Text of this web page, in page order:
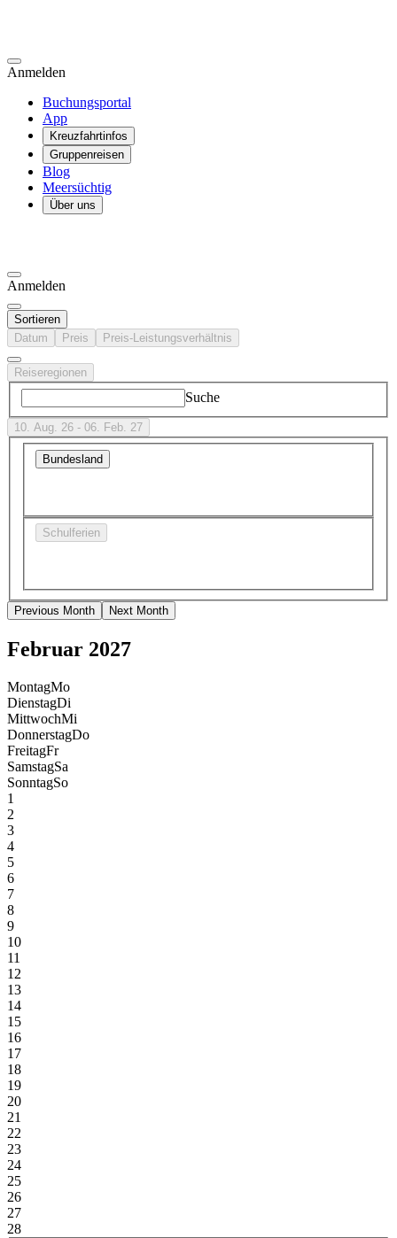
Anmelden
Buchungsportal
App
Kreuzfahrtinfos
Gruppenreisen
Blog
Meersüchtig
Über uns
Anmelden
Sortieren
Datum
Preis Preis-Leistungsverhältnis
Reiseregionen
Suche
10. Aug. 26 - 06. Feb. 27
Bundesland
Schulferien
Previous Month Next Month
Februar 2027
MontagMo
DienstagDi
MittwochMi
DonnerstagDo
FreitagFr
SamstagSa
SonntagSo
1
2
3
4
5
6
7
8
9
10
11
12
13
14
15
16
17
18
19
20
21
22
23
24
25
26
27
28